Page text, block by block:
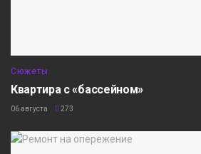
Сюжеты
Квартира с «бассейном»
06 августа 273